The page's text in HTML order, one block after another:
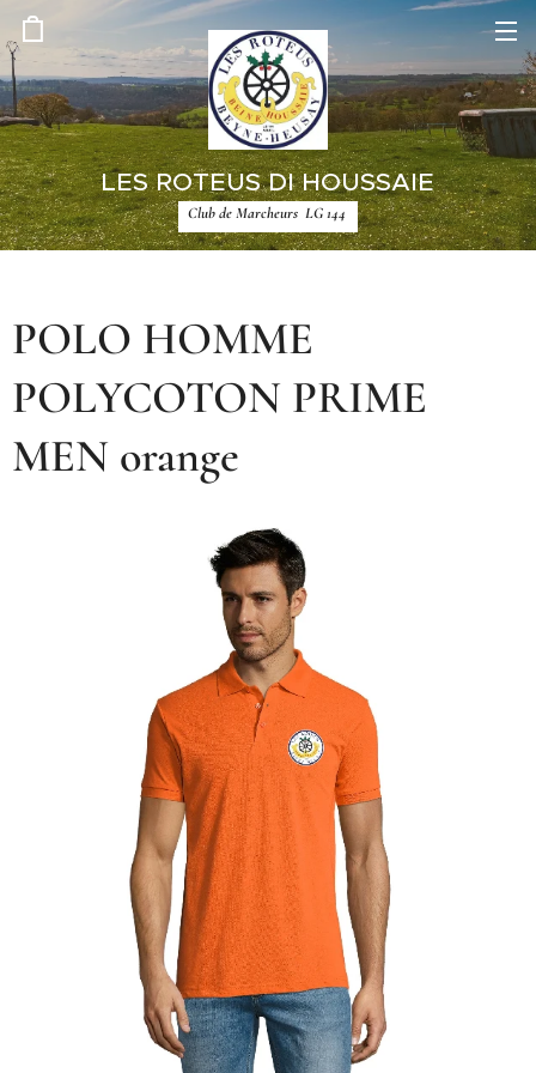
LES ROTEUS DI HOUSSAIE
Club de Marcheurs LG 144
POLO HOMME
POLYCOTON PRIME
MEN orange